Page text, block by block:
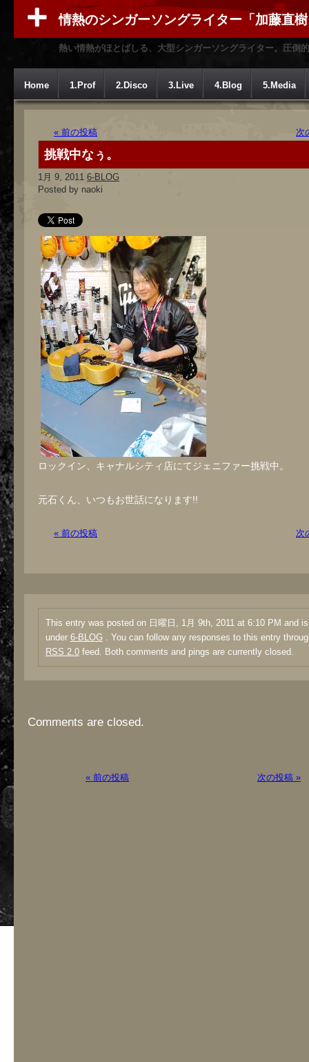
情熱のシンガーソングライター「加藤直
熱い情熱がほとばしる、大型シンガーソングライター。圧倒
Home 1.Prof 2.Disco 3.Live 4.Blog 5.Media
« 前の投稿 次
挑戦中なぅ。
1月 9, 2011 6-BLOG
Posted by naoki
ロックイン、キャナルシティ店にてジェニファー挑戦中。
元石くん、いつもお世話になります!!
« 前の投稿 次
This entry was posted on 日曜日, 1月 9th, 2011 at 6:10 PM and
under 6-BLOG . You can follow any responses to this entry
RSS 2.0 feed. Both comments and pings are currently closed.
Comments are closed.
« 前の投稿 次の投稿 »